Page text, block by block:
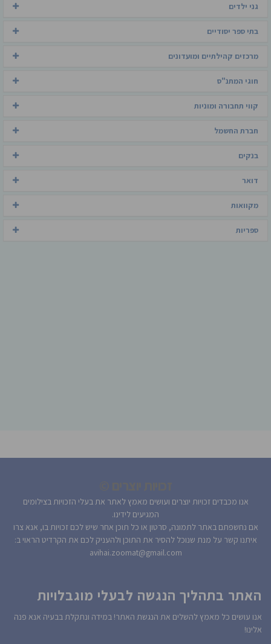
גני ילדים
בתי ספר יסודיים
מרכזים קהילתיים ומועדונים
חוגי המתנ"ס
קווי תחבורה ומוניות
חברת החשמל
בנקים
דואר
מקוואות
ספריות
אנו מכבדים זכויות יוצרים ועושים מאמץ לאתר את בעלי הזכויות בצילומים
המגיעים לידינו.
אם נחשפתם באתר לתמונה, סרטון או כל תוכן אחר שיש לכם זכויות בו, אנא צרו
איתנו קשר על מנת שנוכל להסיר את התוכן ולהעניק לכם את הקרדיט הראוי ב:
avihai.zoomat@gmail.com
האתר בתהליך הנגשה לבעלי מוגבלויות
אנו עושים כל מאמץ להשלים את הנגשת האתר! במידה ונתקלת בבעיה אנא פנה
אלינו!